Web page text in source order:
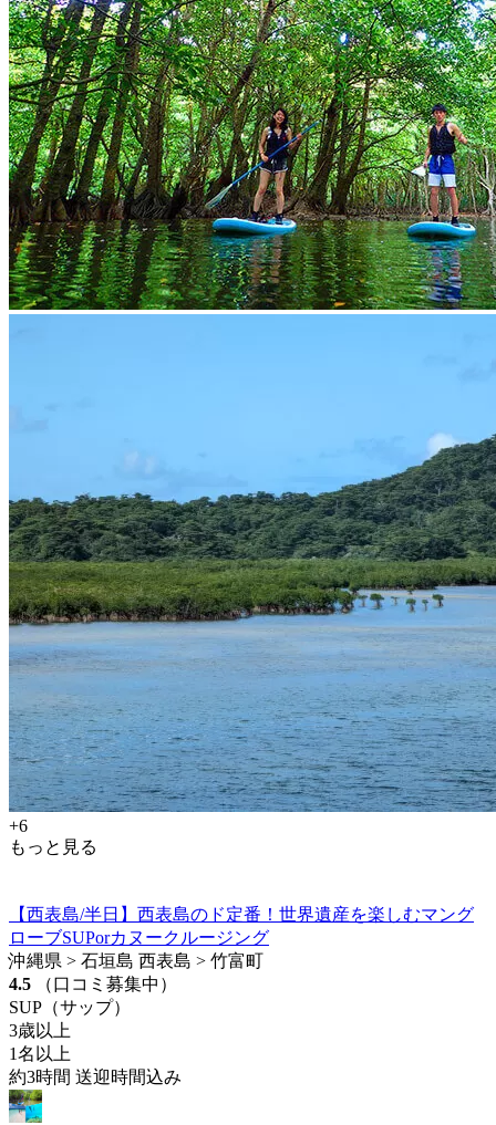
+6
もっと見る
【西表島/半日】西表島のド定番！世界遺産を楽しむマング
ローブSUPorカヌークルージング
沖縄県 > 石垣島 西表島 > 竹富町
4.5
（口コミ募集中）
SUP（サップ）
3歳以上
1名以上
約3時間 送迎時間込み